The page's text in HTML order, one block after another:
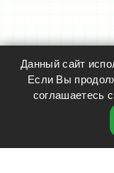
Данный сайт
Если Вы
соглашаетесь с